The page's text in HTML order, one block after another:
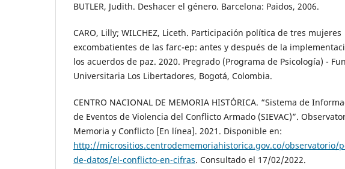
BUTLER, Judith. Deshacer el género. Barcelona: Paidos, 2006.
CARO, Lilly; WILCHEZ, Liceth. Participación política de tres mujeres
excombatientes de las farc-ep: antes y después de la
los acuerdos de paz. 2020. Pregrado (Programa de Psicología) -
Universitaria Los Libertadores, Bogotá, Colombia.
CENTRO NACIONAL DE MEMORIA HISTÓRICA. “Sistema de
de Eventos de Violencia del Conflicto Armado (SIEVAC)”.
Memoria y Conflicto [En línea]. 2021. Disponible en:
http://micrositios.centrodememoriahistorica.gov.co/observatorio/
de-datos/el-conflicto-en-cifras. Consultado el 17/02/2022.